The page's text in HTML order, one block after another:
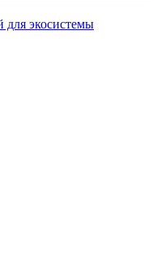
для экосистемы